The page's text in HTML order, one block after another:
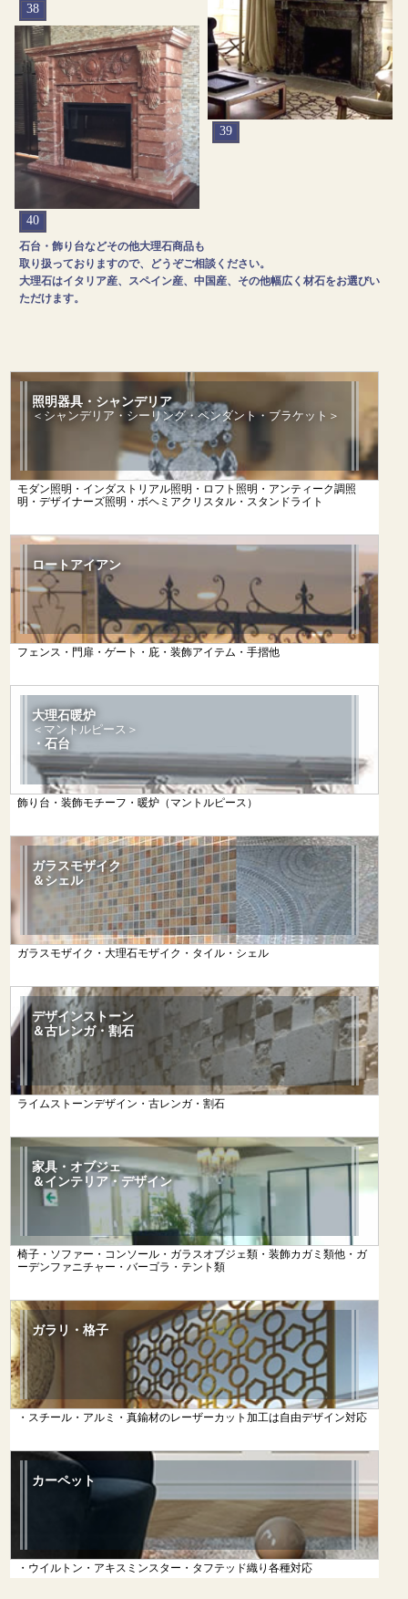
38
39
40
石台・飾り台などその他大理石商品も
取り扱っておりますので、どうぞご相談ください。
大理石はイタリア産、スペイン産、中国産、その他幅広く材石をお選びい
ただけます。
照明器具・シャンデリア
＜シャンデリア・シーリング・ペンダント・ブラケット＞
モダン照明・インダストリアル照明・ロフト照明・アンティーク調照
明・デザイナーズ照明・ボヘミアクリスタル・スタンドライト
ロートアイアン
フェンス・門扉・ゲート・庇・装飾アイテム・手摺他
大理石暖炉
＜マントルピース＞
・石台
飾り台・装飾モチーフ・暖炉（マントルピース）
ガラスモザイク
＆シェル
ガラスモザイク・大理石モザイク・タイル・シェル
デザインストーン
＆古レンガ・割石
ライムストーンデザイン・古レンガ・割石
家具・オブジェ
＆インテリア・デザイン
椅子・ソファー・コンソール・ガラスオブジェ類・装飾カガミ類他・ガ
ーデンファニチャー・バーゴラ・テント類
ガラリ・格子
・スチール・アルミ・真鍮材のレーザーカット加工は自由デザイン対応
カーペット
・ウイルトン・アキスミンスター・タフテッド織り各種対応